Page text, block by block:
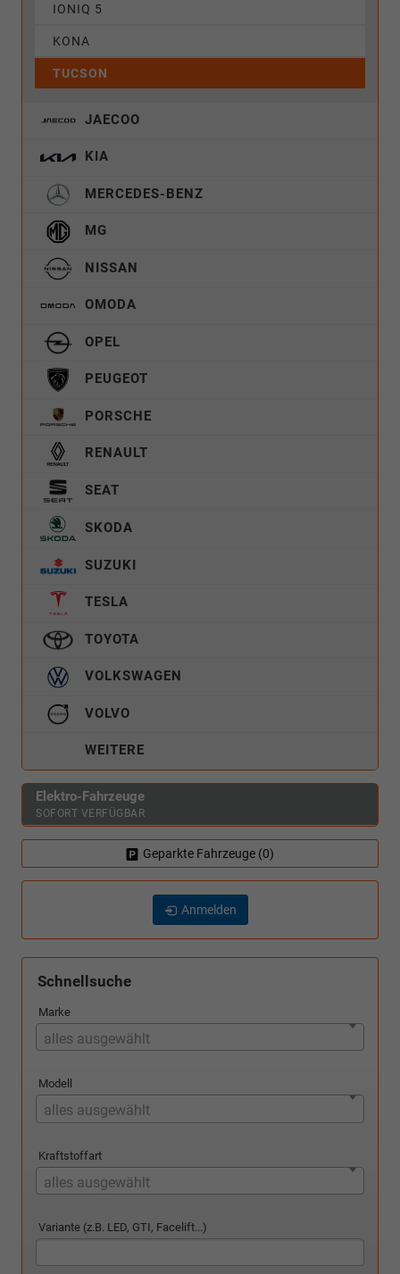
IONIQ 5
KONA
TUCSON
JAECOO
KIA
MERCEDES-BENZ
MG
NISSAN
OMODA
OPEL
PEUGEOT
PORSCHE
RENAULT
SEAT
SKODA
SUZUKI
TESLA
TOYOTA
VOLKSWAGEN
VOLVO
WEITERE
Elektro-Fahrzeuge
SOFORT VERFÜGBAR
Geparkte Fahrzeuge (0)
Anmelden
Schnellsuche
Marke
alles ausgewählt
Modell
alles ausgewählt
Kraftstoffart
alles ausgewählt
Variante (z.B. LED, GTI, Facelift...)